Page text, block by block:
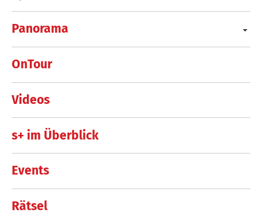
Panorama
OnTour
Videos
s+ im Überblick
Events
Rätsel